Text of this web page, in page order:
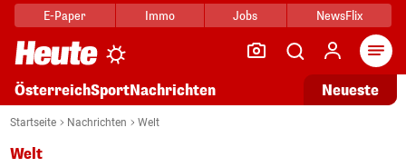
E-Paper Immo Jobs NewsFlix
ÖsterreichSportNachrichten Neueste
Startseite Nachrichten Welt
Welt